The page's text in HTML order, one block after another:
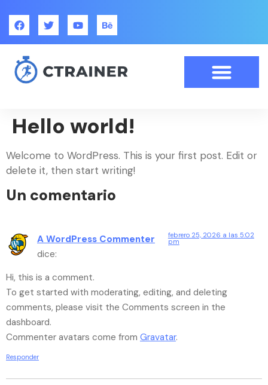
Hello world!
Welcome to WordPress. This is your first post. Edit or
delete it, then start writing!
Un comentario
A WordPress Commenter
dice:
febrero 25, 2026 a las 5:02
pm
Hi, this is a comment.
To get started with moderating, editing, and deleting
comments, please visit the Comments screen in the
dashboard.
Commenter avatars come from Gravatar.
Responder